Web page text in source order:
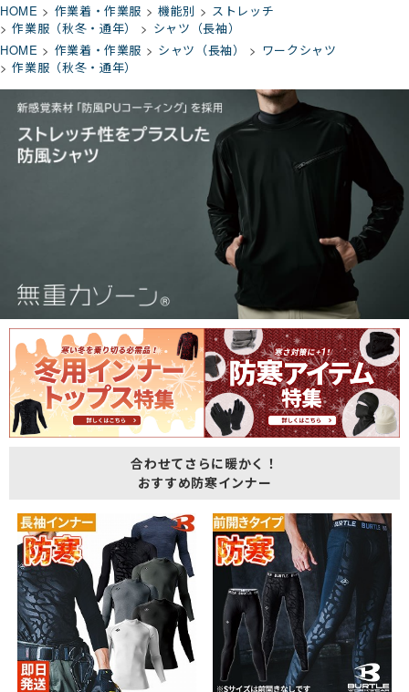
HOME
作業着・作業服 機能別
ストレッチ
作業服（秋冬・通年）
シャツ（長袖）
HOME
作業着・作業服 シャツ（長袖）
ワークシャツ
作業服（秋冬・通年）
合わせてさらに暖かく！
おすすめ防寒インナー